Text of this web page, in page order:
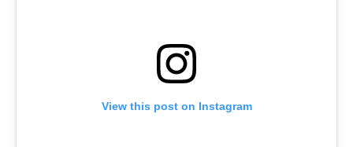
View this post on Instagram